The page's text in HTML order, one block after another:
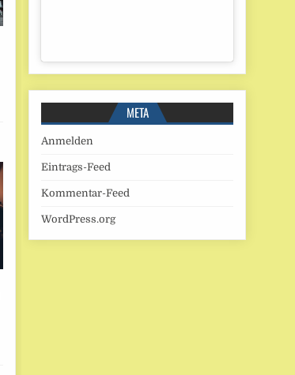
META
Anmelden
Eintrags-Feed
Kommentar-Feed
WordPress.org